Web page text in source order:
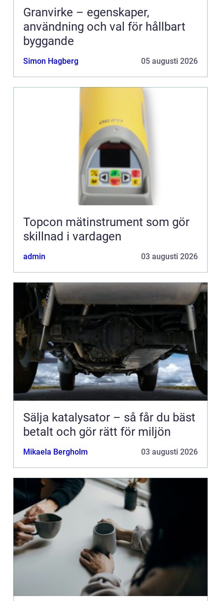
Granvirke – egenskaper,
användning och val för hållbart
byggande
Simon Hagberg 05 augusti 2026
Topcon mätinstrument som gör
skillnad i vardagen
admin 03 augusti 2026
Sälja katalysator – så får du bäst
betalt och gör rätt för miljön
Mikaela Bergholm 03 augusti 2026